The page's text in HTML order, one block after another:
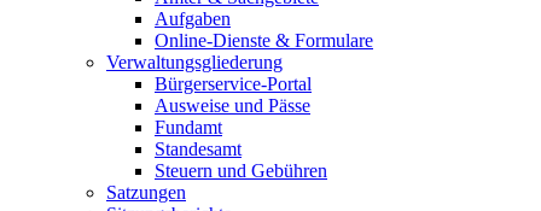
Aufgaben
Online-Dienste & Formulare
Verwaltungsgliederung
Bürgerservice-Portal
Ausweise und Pässe
Fundamt
Standesamt
Steuern und Gebühren
Satzungen